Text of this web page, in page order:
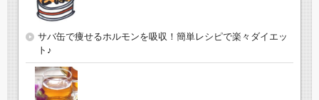
サバ缶で痩せるホルモンを吸収！簡単レシピで楽々ダイエッ
ト♪